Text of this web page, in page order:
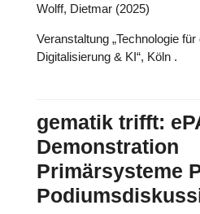
Wolff, Dietmar (2025)
Veranstaltung „Technologie für
Digitalisierung & KI“, Köln .
gematik trifft:
Demonstration
Primärsysteme